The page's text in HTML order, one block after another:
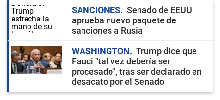
SANCIONES
Senado de EEUU
aprueba nuevo paquete de
sanciones a Rusia
WASHINGTON
Trump dice que
Fauci "tal vez debería ser
procesado", tras ser declarado en
desacato por el Senado